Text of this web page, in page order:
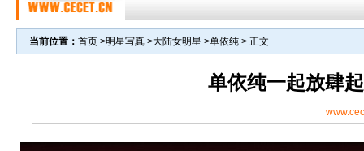
当前位置： 首页 >明星写真 >大陆女明星 >单依纯 > 正文
单依纯一起放肆